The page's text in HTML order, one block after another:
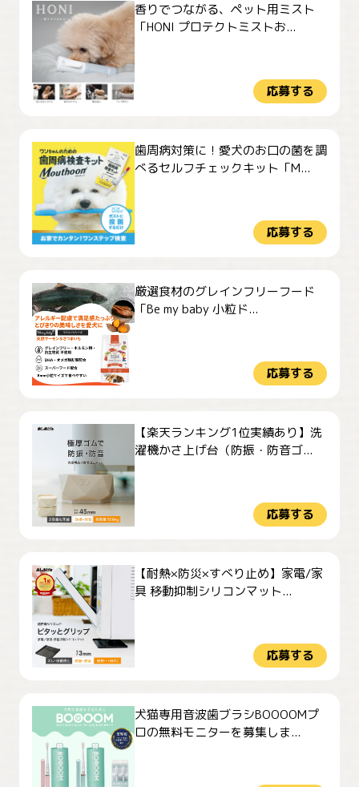
香りでつながる、ペット用ミスト
「HONI プロテクトミストお...
応募する
歯周病対策に！愛犬のお口の菌を調
べるセルフチェックキット「M...
応募する
厳選食材のグレインフリーフード
「Be my baby 小粒ド...
応募する
【楽天ランキング1位実績あり】洗
濯機かさ上げ台（防振・防音ゴ...
応募する
【耐熱×防災×すべり止め】家電/家
具 移動抑制シリコンマット...
応募する
犬猫専用音波歯ブラシBOOOOMプ
ロの無料モニターを募集しま...